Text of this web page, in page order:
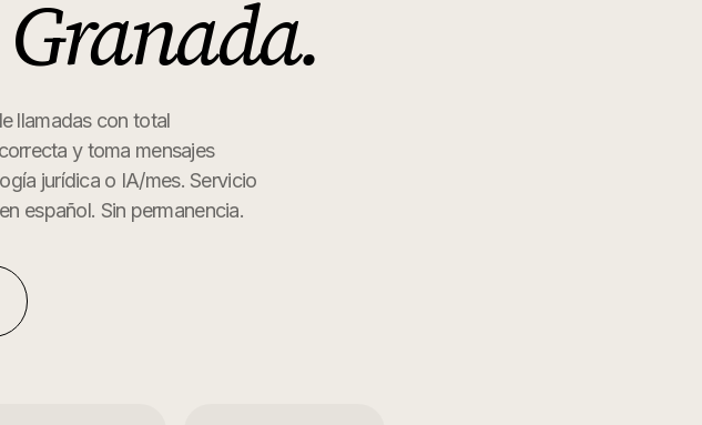
Granada.
llamadas con total
y toma mensajes
jurídica o IA/mes. Servicio
español. Sin permanencia.